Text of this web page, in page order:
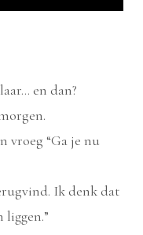
en dan?
vroeg “Ga je nu
Ik denk dat